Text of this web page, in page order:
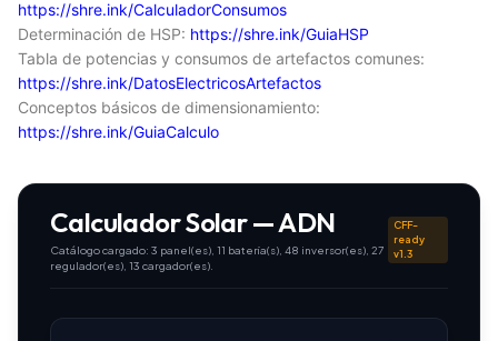
https://shre.ink/CalculadorConsumos
Determinación de HSP: https://shre.ink/GuiaHSP
Tabla de potencias y consumos de artefactos comunes:
https://shre.ink/DatosElectricosArtefactos
Conceptos básicos de dimensionamiento:
https://shre.ink/GuiaCalculo
Calculador Solar — ADN
Catálogo cargado: 3 panel(es), 11 batería(s), 48 inversor(es), 27
regulador(es), 13 cargador(es).
CFF-
ready
v1.3